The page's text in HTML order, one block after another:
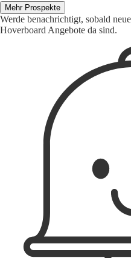
Mehr Prospekte
Werde benachrichtigt, sobald
Hoverboard Angebote da sind.